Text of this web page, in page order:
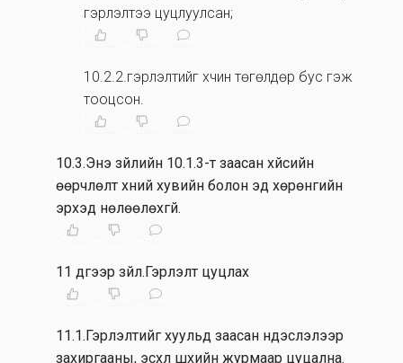
гэрлэлтээ цуцлуулсан;
10.2.2.гэрлэлтийг хүчин төгөлдөр бус гэж
тооцсон.
10.3.Энэ зүйлийн 10.1.3-т заасан хүйсийн
өөрчлөлт хүний хувийн болон эд хөрөнгийн
эрхэд нөлөөлөхгүй.
11 дүгээр зүйл.Гэрлэлт цуцлах
11.1.Гэрлэлтийг хуульд заасан үндэслэлээр
захиргааны, эсхүл шүүхийн журмаар цуцална.